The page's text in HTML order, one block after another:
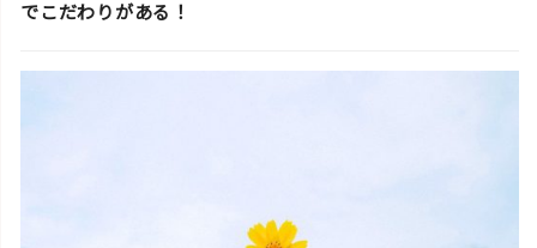
でこだわりがある！